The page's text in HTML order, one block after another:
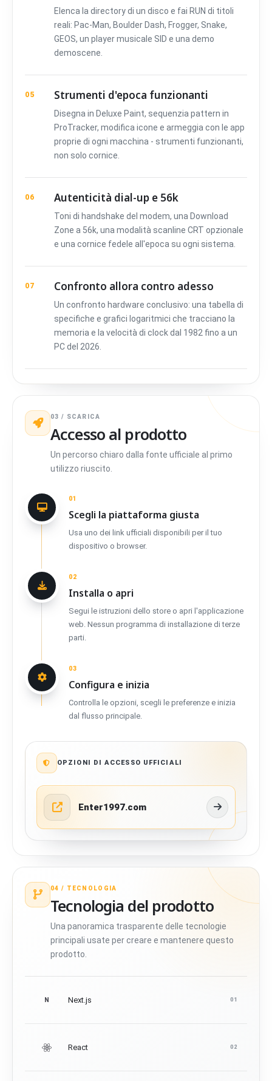
Elenca la directory di un disco e fai RUN di titoli
reali: Pac-Man, Boulder Dash, Frogger, Snake,
GEOS, un player musicale SID e una demo
demoscene.
05 Strumenti d'epoca funzionanti
Disegna in Deluxe Paint, sequenzia pattern in
ProTracker, modifica icone e armeggia con le app
proprie di ogni macchina - strumenti funzionanti,
non solo cornice.
06 Autenticità dial-up e 56k
Toni di handshake del modem, una Download
Zone a 56k, una modalità scanline CRT opzionale
e una cornice fedele all'epoca su ogni sistema.
07 Confronto allora contro adesso
Un confronto hardware conclusivo: una tabella di
specifiche e grafici logaritmici che tracciano la
memoria e la velocità di clock dal 1982 fino a un
PC del 2026.
03 / SCARICA
Accesso al prodotto
Un percorso chiaro dalla fonte ufficiale al primo
utilizzo riuscito.
01
Scegli la piattaforma giusta
Usa uno dei link ufficiali disponibili per il tuo
dispositivo o browser.
02
Installa o apri
Segui le istruzioni dello store o apri l'applicazione
web. Nessun programma di installazione di terze
parti.
03
Configura e inizia
Controlla le opzioni, scegli le preferenze e inizia
dal flusso principale.
OPZIONI DI ACCESSO UFFICIALI
Enter1997.com
04 / TECNOLOGIA
Tecnologia del prodotto
Una panoramica trasparente delle tecnologie
principali usate per creare e mantenere questo
prodotto.
N Next.js 01
React 02